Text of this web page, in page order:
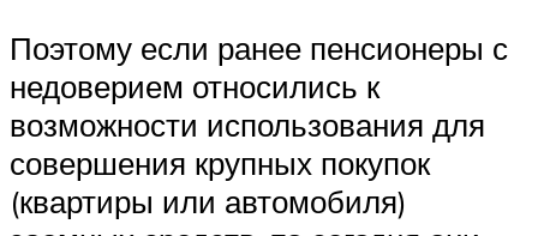
Поэтому если ранее пенсионеры с
недоверием относились к
возможности использования для
совершения крупных покупок
(квартиры или автомобиля)